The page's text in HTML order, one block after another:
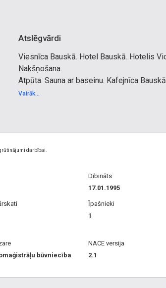
Atslēgvārdi
Viesnīca Bauskā. Hotel Bauskā. Hotelis
Nakšņošana.
Atpūta. Sauna ar baseinu. Kafejnīca
pils.
Vairāk...
darbībai.
Dibināts
17.01.1995
Īpašnieki
1
būvniecība
NACE versija
2.1